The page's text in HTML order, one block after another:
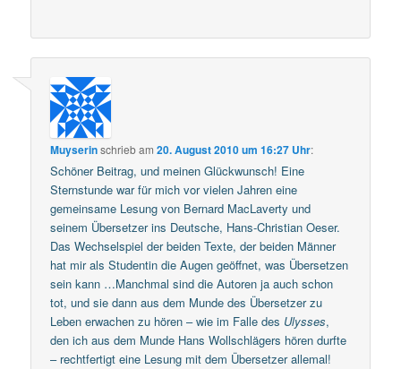
Muyserinschriebam20. August 2010 um 16:27 Uhr:
Schöner Beitrag, und meinen Glückwunsch! Eine
Sternstunde war für mich vor vielen Jahren eine
gemeinsame Lesung von Bernard MacLaverty und
seinem Übersetzer ins Deutsche, Hans-Christian Oeser.
Das Wechselspiel der beiden Texte, der beiden Männer
hat mir als Studentin die Augen geöffnet, was Übersetzen
sein kann …Manchmal sind die Autoren ja auch schon
tot, und sie dann aus dem Munde des Übersetzer zu
Leben erwachen zu hören – wie im Falle des Ulysses,
den ich aus dem Munde Hans Wollschlägers hören durfte
– rechtfertigt eine Lesung mit dem Übersetzer allemal!